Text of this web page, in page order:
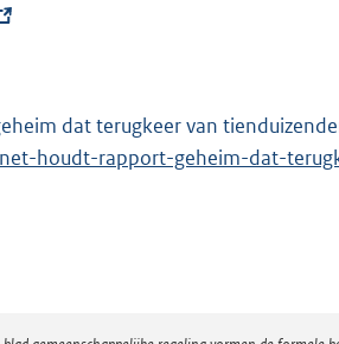
e
dat terugkeer van
houdt-rapport-geheim-dat-